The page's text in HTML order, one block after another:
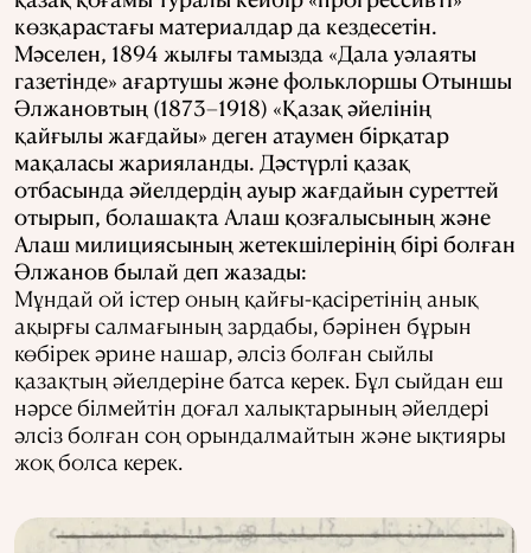
көзқарастағы материалдар да кездесетін.
Мәселен, 1894 жылғы тамызда «Дала уәлаяты
газетінде» ағартушы және фольклоршы Отыншы
Әлжановтың (1873–1918) «Қазақ әйелінің
қайғылы жағдайы» деген атаумен бірқатар
мақаласы жарияланды. Дәстүрлі қазақ
отбасында әйелдердің ауыр жағдайын суреттей
отырып, болашақта Алаш қозғалысының және
Алаш милициясының жетекшілерінің бірі болған
Әлжанов былай деп жазады:
Мұндай ой істер оның қайғы-қасіретінің анық
ақырғы салмағының зардабы, бәрінен бұрын
көбірек әрине нашар, әлсіз болған сыйлы
қазақтың әйелдеріне батса керек. Бұл сыйдан еш
нәрсе білмейтін доғал халықтарының әйелдері
әлсіз болған соң орындалмайтын және ықтияры
жоқ болса керек.